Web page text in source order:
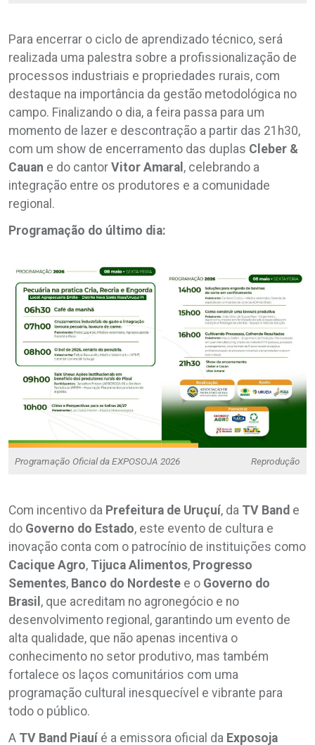
Para encerrar o ciclo de aprendizado técnico, será
realizada uma palestra sobre a profissionalização de
processos industriais e propriedades rurais, com
destaque na importância da gestão metodológica no
campo. Finalizando o dia, a feira passa para um
momento de lazer e descontração a partir das 21h30,
com um show de encerramento das duplas Cleber &
Cauan e do cantor Vitor Amaral , celebrando a
integração entre os produtores e a comunidade
regional.
Programação do último dia:
Programação Oficial da EXPOSOJA 2026 Reprodução
Com incentivo da Prefeitura de Uruçuí, da TV Band e
do Governo do Estado, este evento de cultura e
inovação conta com o patrocínio de instituições como
Cacique Agro, Tijuca Alimentos, Progresso
Sementes, Banco do Nordeste e o Governo do
Brasil , que acreditam no agronegócio e no
desenvolvimento regional, garantindo um evento de
alta qualidade, que não apenas incentiva o
conhecimento no setor produtivo, mas também
fortalece os laços comunitários com uma
programação cultural inesquecível e vibrante para
todo o público.
A TV Band Piauí é a emissora oficial da Exposoja